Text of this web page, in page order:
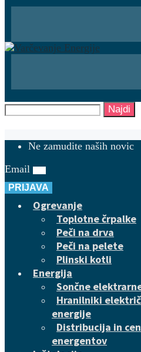
Najdi
Ne zamudite naših novic
Email
PRIJAVA
Ogrevanje
Toplotne črpalke
Peči na drva
Peči na pelete
Plinski kotli
Energija
Sončne
Hranilniki
energije
Distribucija in
energentov